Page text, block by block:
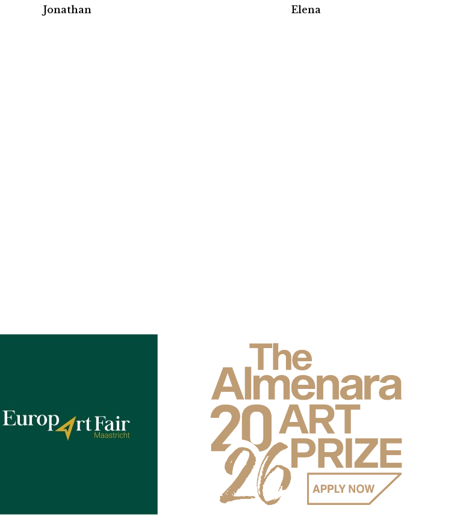
Jonathan Elena